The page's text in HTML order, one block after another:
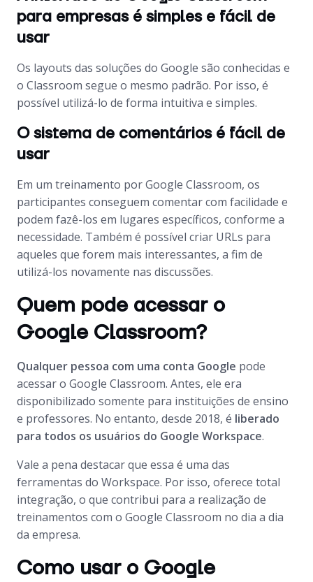
para empresas é simples e fácil de
usar
Os layouts das soluções do Google são conhecidas e
o Classroom segue o mesmo padrão. Por isso, é
possível utilizá-lo de forma intuitiva e simples.
O sistema de comentários é fácil de
usar
Em um treinamento por Google Classroom, os
participantes conseguem comentar com facilidade e
podem fazê-los em lugares específicos, conforme a
necessidade. Também é possível criar URLs para
aqueles que forem mais interessantes, a fim de
utilizá-los novamente nas discussões.
Quem pode acessar o
Google Classroom?
Qualquer pessoa com uma conta Google pode
acessar o Google Classroom. Antes, ele era
disponibilizado somente para instituições de ensino
e professores. No entanto, desde 2018, é liberado
para todos os usuários do Google Workspace.
Vale a pena destacar que essa é uma das
ferramentas do Workspace. Por isso, oferece total
integração, o que contribui para a realização de
treinamentos com o Google Classroom no dia a dia
da empresa.
Como usar o Google